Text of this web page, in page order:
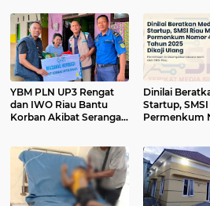
YBM PLN UP3 Rengat
dan IWO Riau Bantu
Korban Akibat Serangan
Dinilai
Startup,
Permenkum